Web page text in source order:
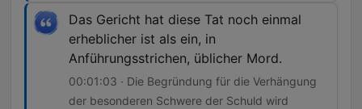
Das Gericht hat diese Tat noch einmal
erheblicher ist als ein, in
Anführungsstrichen, üblicher Mord.
00:01:03 · Die Begründung für die Verhängung
der besonderen Schwere der Schuld wird